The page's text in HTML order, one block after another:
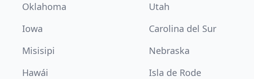
Oklahoma
Utah
Iowa
Carolina del Sur
Misisipi
Nebraska
Hawái
Isla de Rode